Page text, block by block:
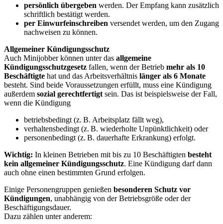
persönlich übergeben werden. Der Empfang kann zusätzlich
schriftlich bestätigt werden.
per Einwurfeinschreiben versendet werden, um den Zugang
nachweisen zu können.
Allgemeiner Kündigungsschutz
Auch Minijobber können unter das allgemeine
Kündigungsschutzgesetz fallen, wenn der Betrieb mehr als 10
Beschäftigte hat und das Arbeitsverhältnis länger als 6 Monate
besteht. Sind beide Voraussetzungen erfüllt, muss eine Kündigung
außerdem sozial gerechtfertigt sein. Das ist beispielsweise der Fall,
wenn die Kündigung
betriebsbedingt (z. B. Arbeitsplatz fällt weg),
verhaltensbedingt (z. B. wiederholte Unpünktlichkeit) oder
personenbedingt (z. B. dauerhafte Erkrankung) erfolgt.
Wichtig: In kleinen Betrieben mit bis zu 10 Beschäftigten besteht
kein allgemeiner Kündigungsschutz. Eine Kündigung darf dann
auch ohne einen bestimmten Grund erfolgen.
Einige Personengruppen genießen besonderen Schutz vor
Kündigungen, unabhängig von der Betriebsgröße oder der
Beschäftigungsdauer.
Dazu zählen unter anderem: